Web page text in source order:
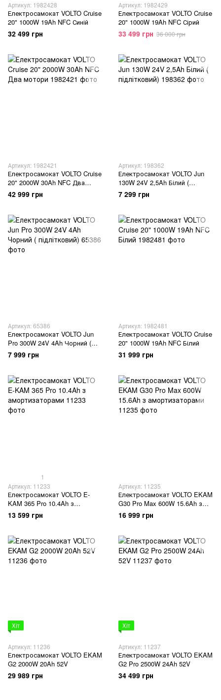
Артикул: 1982428
Електросамокат VOLTO Cruise
20" 1000W 19Ah NFC Синій
32 499 грн
Артикул: 1982429
Електросамокат VOLTO Cruise
20" 1000W 19Ah NFC Сірий
33 499 грн 36 000 грн
Артикул: 1982421
Електросамокат VOLTO Cruise
20" 2000W 30Ah NFC Два
мотори
42 999 грн
Артикул: 198362
Електросамокат VOLTO Jun
130W 24V 2,5Ah Білий (
підлітковий)
7 299 грн
Артикул: 65386
Електросамокат VOLTO Jun
Pro 300W 24V 4Ah Чорний (
підлітковий)
7 999 грн
Артикул: 1982481
Електросамокат VOLTO Cruise
20" 1000W 19Ah NFC Білий
31 999 грн
1
Артикул: 11233
Електросамокат VOLTO E-
KAM 365 Pro 10.4Ah з
амортизаторами
13 599 грн
Артикул: 11235
Електросамокат VOLTO EKAM
G30 Pro Max 600W 15.6Ah з
амортизаторами
16 999 грн
Хіт
Артикул: 11236
Електросамокат VOLTO EKAM
G2 2000W 20Ah 52V
29 989 грн
Хіт
Артикул: 11237
Електросамокат VOLTO EKAM
G2 Pro 2500W 24Ah 52V
34 499 грн